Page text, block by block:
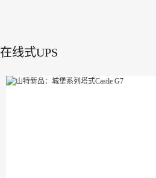
在线式UPS